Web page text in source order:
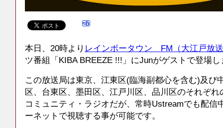
本日、20時より レインボータウン FM（大江戸放
ツ番組「KIBA BREEZE !!!」にJunがゲストで登場し
この放送局は東京、江東区(臨海副都心を含む)及び
区、台東区、墨田区、江戸川区、品川区のそれぞ
コミュニティ・ラジオだが、常時Ustreamでも配信
ーネットで視聴する事が可能です。